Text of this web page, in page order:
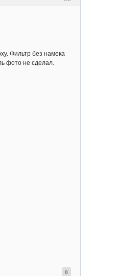
Фильтр без намека
фото не сделал.
0